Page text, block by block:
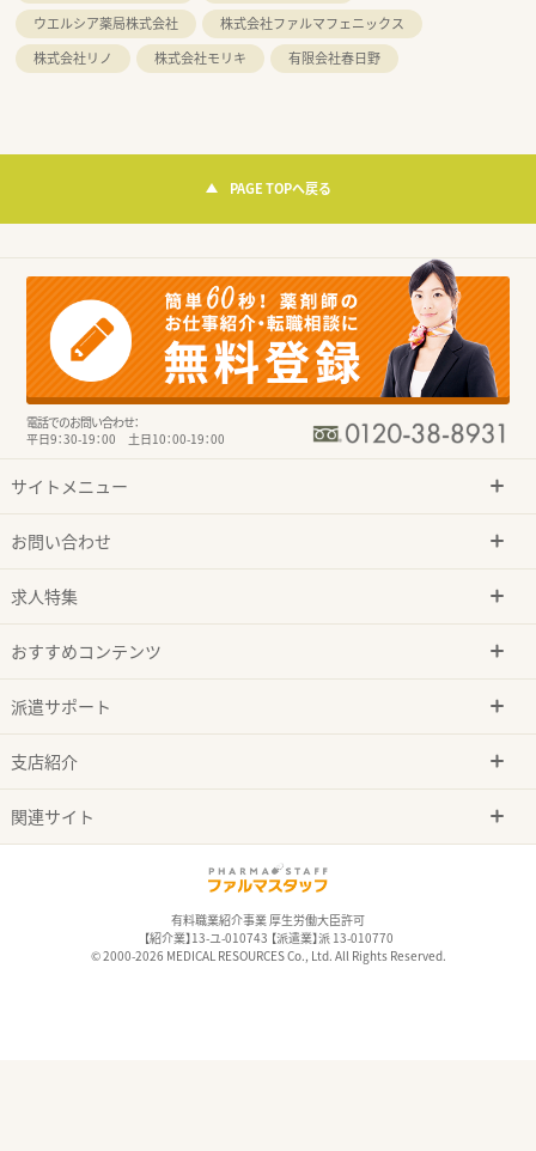
ウエルシア薬局株式会社
株式会社ファルマフェニックス
株式会社リノ
株式会社モリキ 有限会社春日野
PAGE TOPへ戻る
電話でのお問い合わせ：
平日9：30-19：00 土日10：00-19：00
サイトメニュー
お問い合わせ
求人特集
おすすめコンテンツ
派遣サポート
支店紹介
関連サイト
有料職業紹介事業 厚生労働大臣許可
【紹介業】13-ユ-010743 【派遣業】派 13-010770
© 2000-2026 MEDICAL RESOURCES Co., Ltd. All Rights Reserved.